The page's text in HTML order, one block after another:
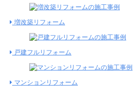
増改築リフォーム
戸建フルリフォーム
マンションリフォーム